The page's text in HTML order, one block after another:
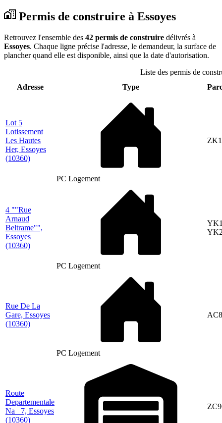
Permis de construire à Essoyes
Retrouvez l'ensemble des 42 permis de construire délivrés à
Essoyes. Chaque ligne précise l'adresse, le demandeur, la surface de
plancher quand elle est disponible, ainsi que la date d'autorisation.
Liste des permis de
Adresse
Type
Lot 5
Lotissement
Les Hautes
Her, Essoyes
(10360)
PC Logement
4 ""Rue
Arnaud
Beltrame"",
Essoyes
(10360)
PC Logement
Rue De La
Gare, Essoyes
(10360)
PC Logement
Route
Departementale
Na_ 7, Essoyes
(10360)